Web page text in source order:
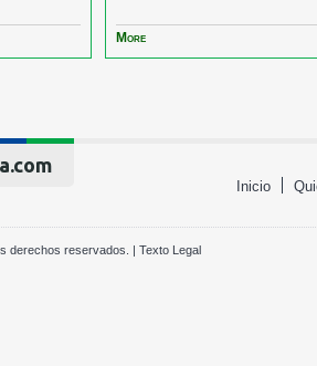
More
Inicio
derechos reservados. | Texto Legal